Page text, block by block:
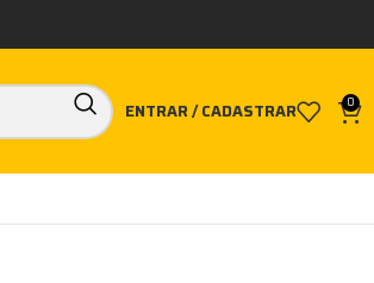
ENTRAR / CADASTRAR 0